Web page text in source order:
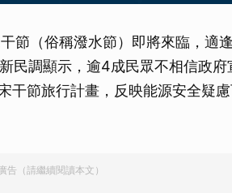
節（俗稱潑水節）即將來臨，適
民調顯示，逾4成民眾不相信政
干節旅行計畫，反映能源安全疑
告（請繼續閱讀本文）